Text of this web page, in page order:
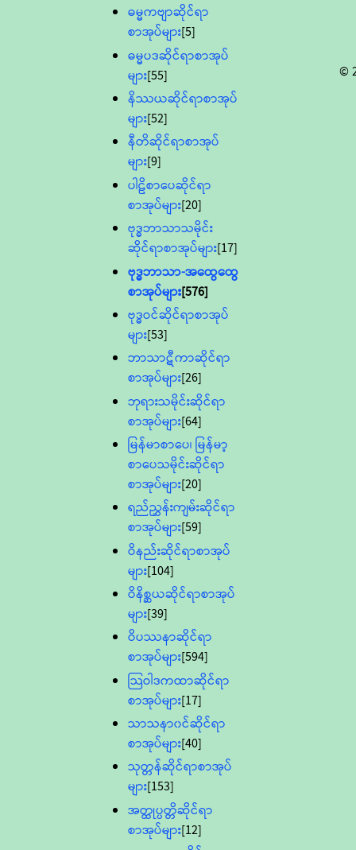
ဓမ္မကဗျာဆိုင်ရာ
စာအုပ်များ[5]
ဓမ္မပဒဆိုင်ရာစာအုပ်
များ[55]
နိဿယဆိုင်ရာစာအုပ်
များ[52]
နီတိဆိုင်ရာစာအုပ်
များ[9]
ပါဠိစာပေဆိုင်ရာ
စာအုပ်များ[20]
ဗုဒ္ဓဘာသာသမိုင်း
ဆိုင်ရာစာအုပ်များ[17]
ဗုဒ္ဓဘာသာ-အထွေထွေ
စာအုပ်များ[576]
ဗုဒ္ဓဝင်ဆိုင်ရာစာအုပ်
များ[53]
ဘာသာဋီကာဆိုင်ရာ
စာအုပ်များ[26]
ဘုရားသမိုင်းဆိုင်ရာ
စာအုပ်များ[64]
မြန်မာစာပေ၊ မြန်မာ့
စာပေသမိုင်းဆိုင်ရာ
စာအုပ်များ[20]
ရည်ညွှန်းကျမ်းဆိုင်ရာ
စာအုပ်များ[59]
ဝိနည်းဆိုင်ရာစာအုပ်
များ[104]
ဝိနိစ္ဆယဆိုင်ရာစာအုပ်
များ[39]
ဝိပဿနာဆိုင်ရာ
စာအုပ်များ[594]
သြဝါဒကထာဆိုင်ရာ
စာအုပ်များ[17]
သာသနာ၀င်ဆိုင်ရာ
စာအုပ်များ[40]
သုတ္တန်ဆိုင်ရာစာအုပ်
များ[153]
အတ္ထုပ္ပတ္တိဆိုင်ရာ
စာအုပ်များ[12]
©